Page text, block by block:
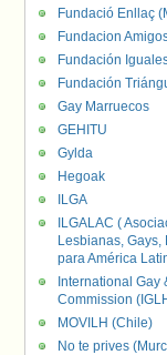
Fundació Enllaç
Fundacion
Fundación
Fundación
Gay Marruecos
GEHITU
Gylda
Hegoak
ILGA
ILGALAC (
Lesbianas,
para América
International
Commission
MOVILH (Chile)
No te prives